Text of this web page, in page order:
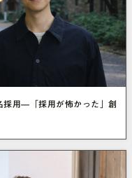
用—「採用が怖かった」創